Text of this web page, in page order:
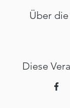
Über
Diese